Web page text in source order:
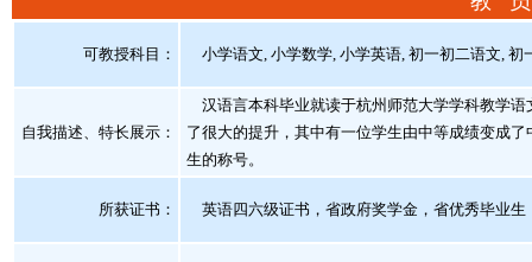
可教授科目： 小学语文, 小学数学, 小学英语, 初一初二语文, 初
自我描述、特长展示 ：
汉语言本科毕业就读于杭州师范大学学科教学
了很大的提升，其中有一位学生由中等成绩变成
生的称号。
所获证书 ： 英语四六级证书，省政府奖学金，省优秀毕业生